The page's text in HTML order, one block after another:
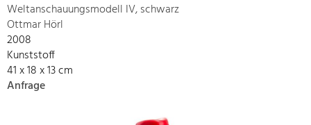
Weltanschauungsmodell IV, schwarz
Ottmar Hörl
2008
Kunststoff
41 x 18 x 13 cm
Anfrage